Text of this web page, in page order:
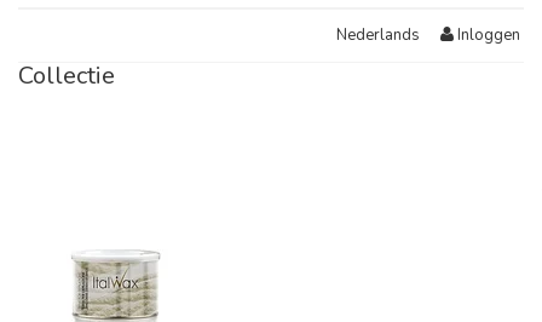
Nederlands Inloggen
Collectie